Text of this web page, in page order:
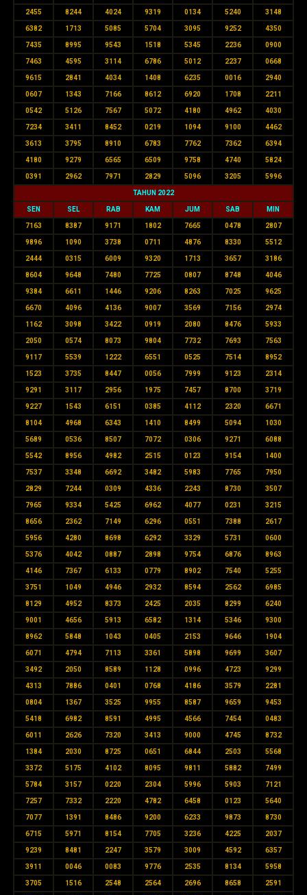
2455 8244 4024 9319 0134 5240 3148
6382 1713 5085 5704 3095 9252 4350
7435 8995 9543 1518 5345 2236 0900
7463 4595 3114 6786 5012 2237 0668
9615 2841 4034 1408 6235 0016 2940
0607 1343 7166 8612 6920 1708 2211
0542 5126 7567 5072 4180 4962 4030
7234 3411 8452 0219 1094 9100 4462
3613 3795 8910 6783 7762 7362 6394
4180 9279 6565 6509 9758 4740 5824
0391 2962 7971 2829 5096 3205 5996
TAHUN 2022
SEN SEL RAB KAM JUM SAB MIN
7163 8387 9171 1802 7665 0478 2807
9896 1090 3738 0711 4876 8330 5512
2444 0315 6009 9320 1713 3657 3186
8604 9648 7480 7725 0807 8748 4046
9384 6611 1446 9206 8263 7025 9625
6670 4096 4136 9007 3569 7156 2974
1162 3098 3422 0919 2080 8476 5933
2050 0574 8073 9804 7732 7693 7563
9117 5539 1222 6551 0525 7514 8952
1523 3735 8447 0056 7999 9123 2314
9291 3117 2956 1975 7457 8700 3719
9227 1543 6151 0385 4112 2320 6671
8104 4968 6343 1410 8499 5094 1030
5689 0536 8507 7072 0306 9271 6088
5542 8956 4982 2515 0123 9154 1400
7537 3348 6692 3482 5983 7765 7950
2829 7244 0309 4336 2243 8730 3507
7965 9334 5425 6962 4077 0231 3215
8656 2362 7149 6296 0551 7388 2617
5956 4280 8698 6292 3329 5731 0600
5376 4042 0887 2898 9754 6876 8963
4146 7367 6133 0779 8902 7540 5255
3751 1049 4946 2932 8594 2562 6985
8129 4952 8373 2425 2035 8299 6240
9001 4656 5913 6582 1314 5346 9300
8962 5848 1043 0405 2153 9646 1904
6071 4794 7113 3361 5898 9699 3607
3492 2050 8589 1128 0996 4723 9299
4313 7886 0401 0768 4186 3579 2281
0804 1367 3525 9955 8587 9659 9453
5418 6982 8591 4995 4566 7454 0483
6011 2626 7320 3413 9000 4745 8732
1384 2030 8725 0651 6844 2503 5568
3372 5175 4102 8095 9811 5882 7499
5784 3157 0220 2304 5996 5903 7121
7257 7332 2220 4782 6458 0123 5640
7077 1391 8486 9200 6233 9873 8730
6715 5971 8154 7705 3236 4225 2037
9239 8481 2247 3579 3009 4592 6357
3911 0046 0083 9776 2535 8134 5958
3705 1516 2548 2564 2696 8658 2591